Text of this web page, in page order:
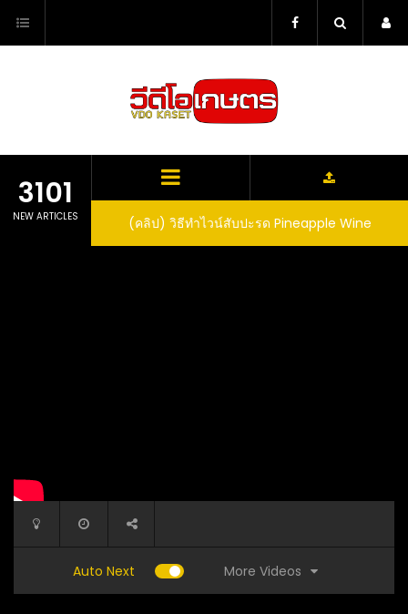
content
3101
NEW ARTICLES
ปในถัง จะได้ผล
expect that
(คลิป) วิธีทำไวน์สับปะรด Pineapple Wine
Auto Next More Videos